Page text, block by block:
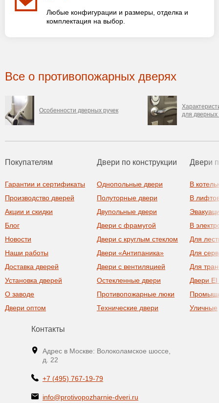
Любые конфигурации и размеры, отделка и
комплектация на выбор.
Все о противопожарных дверях
Особенности дверных ручек
для дверных
Покупателям
Гарантии и сертификаты
Производство дверей
Акции и скидки
Блог
Новости
Наши работы
Доставка дверей
Установка дверей
О заводе
Двери оптом
Двери по конструкции
Однопольные двери
Полуторные двери
Двупольные двери
Двери с фрамугой
Двери с круглым стеклом
Двери «Антипаника»
Двери с вентиляцией
Остекленные двери
Противопожарные люки
Технические двери
Двери
В
В
В
Для
Для
Для
Двери
Уличные
Контакты
Адрес в Москве: Волоколамское шоссе,
д. 22
+7 (495) 767-19-79
info@protivopozharnie-dveri.ru